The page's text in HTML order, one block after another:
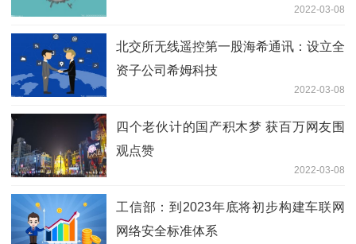
2022-03-08
北交所无线遥控第一股海希通讯：设立全
资子公司希姆科技
2022-03-08
四个老伙计的国产积木梦 获百万网友围
观点赞
2022-03-08
工信部：到2023年底将初步构建车联网
网络安全标准体系